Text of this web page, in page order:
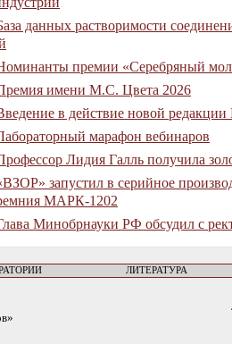
данных растворимости
премии «Серебряный
имени М.С. Цвета 2026
в действие новой
марафон вебинаров
Лидия Галль получила
запустил в серийное
МАРК-1202
Минобрнауки РФ обсудил с
ЛИТЕРАТУРА